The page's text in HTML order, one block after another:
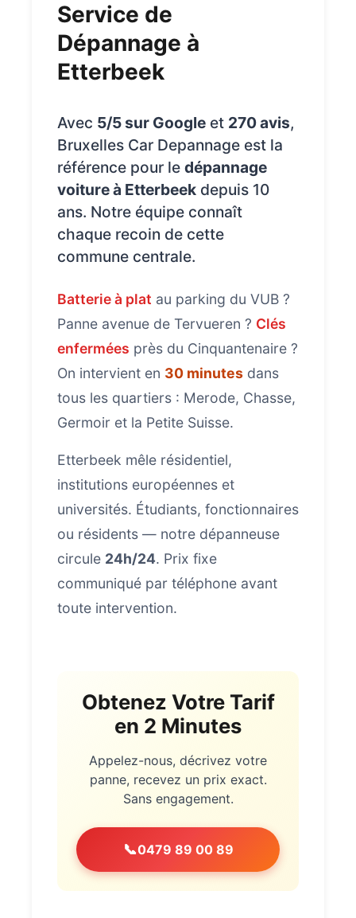
Service de
Dépannage à
Etterbeek
Avec 5/5 sur Google et 270 avis,
Bruxelles Car Depannage est la
référence pour le dépannage
voiture à Etterbeek depuis 10
ans. Notre équipe connaît
chaque recoin de cette
commune centrale.
Batterie à plat au parking du VUB ?
Panne avenue de Tervueren ? Clés
enfermées près du Cinquantenaire ?
On intervient en 30 minutes dans
tous les quartiers : Merode, Chasse,
Germoir et la Petite Suisse.
Etterbeek mêle résidentiel,
institutions européennes et
universités. Étudiants, fonctionnaires
ou résidents — notre dépanneuse
circule 24h/24. Prix fixe
communiqué par téléphone avant
toute intervention.
Obtenez Votre Tarif
en 2 Minutes
Appelez-nous, décrivez votre
panne, recevez un prix exact.
Sans engagement.
📞0479 89 00 89